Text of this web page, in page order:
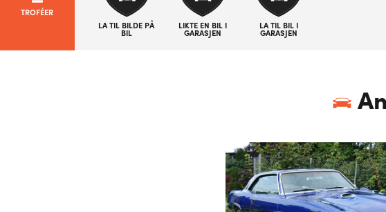
TROFÉER
LA TIL BILDE PÅ
BIL
LIKTE EN BIL I
GARASJEN
LA TIL BIL I
GARASJEN